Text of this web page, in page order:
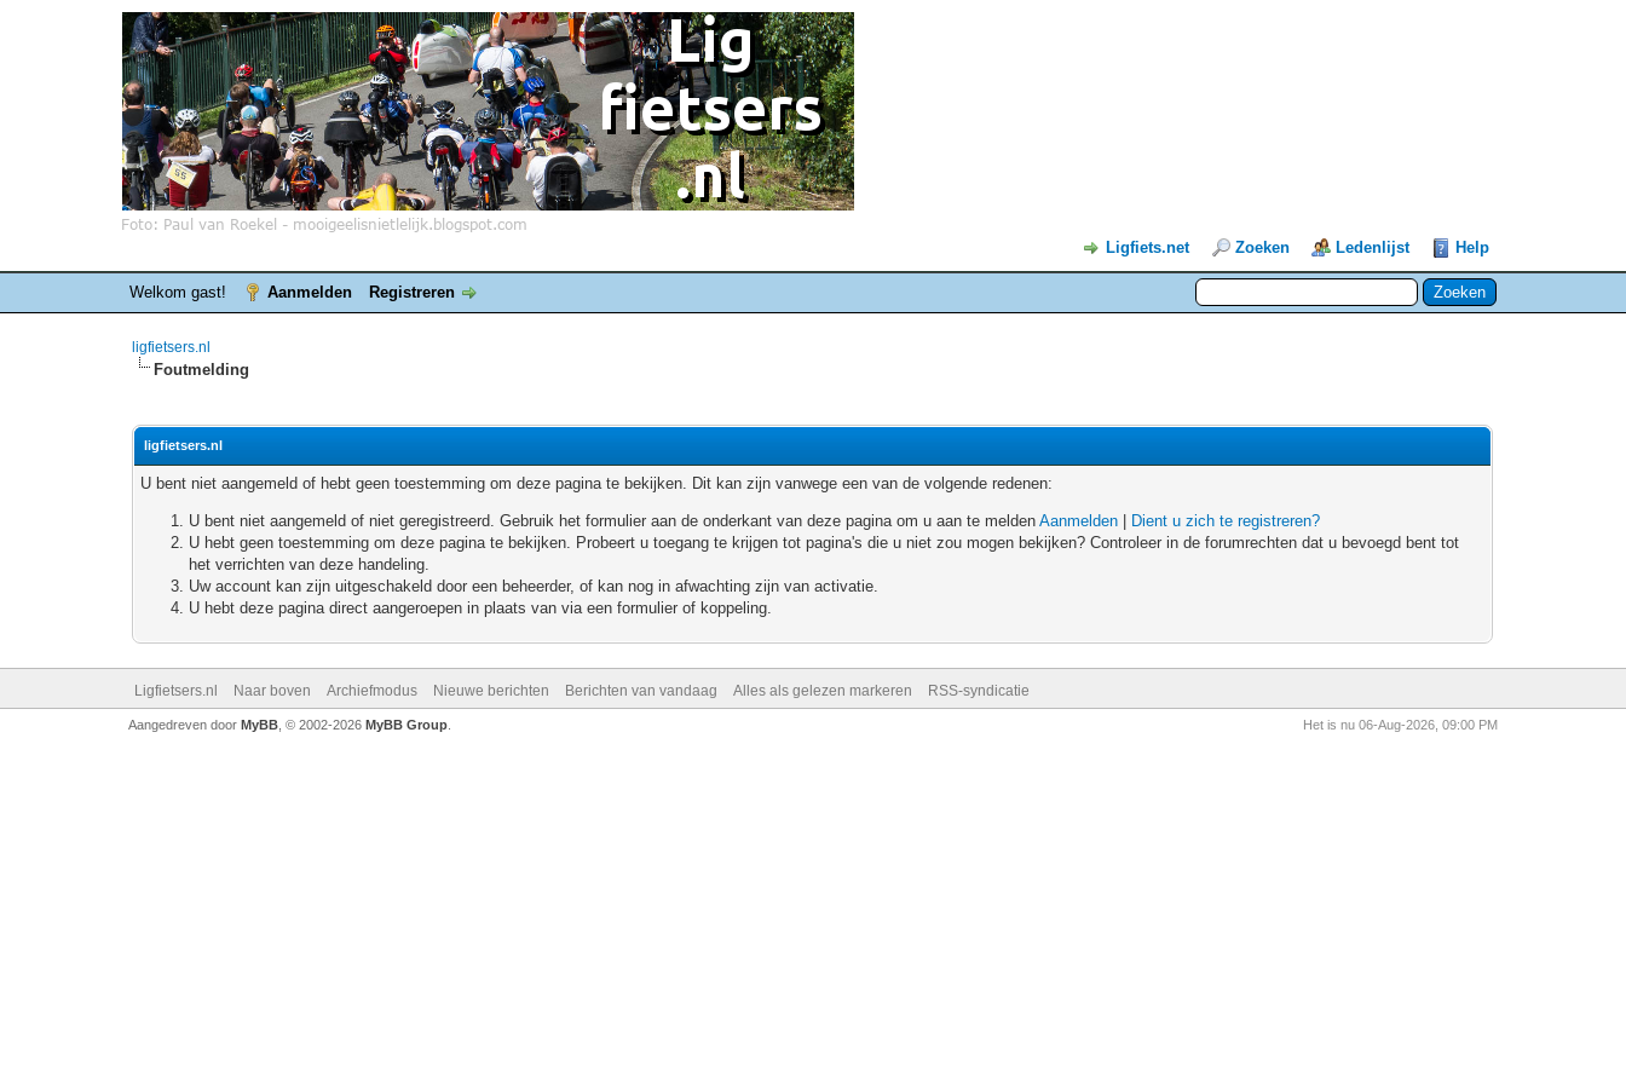
Ligfiets.net Zoeken Ledenlijst Help
Welkom gast! Aanmelden Registreren
ligfietsers.nl
Foutmelding
ligfietsers.nl
U bent niet aangemeld of hebt geen toestemming om deze pagina te bekijken. Dit kan zijn vanwege een van de volgende redenen:
U bent niet aangemeld of niet geregistreerd. Gebruik het formulier aan de onderkant van deze pagina om u aan te meldenAanmelden
Dient u zich te registreren?
U hebt geen toestemming om deze pagina te bekijken. Probeert u toegang te krijgen tot pagina's die u niet zou mogen bekijken? Controleer in de forumrechten dat u bevoegd bent tot
het verrichten van deze handeling.
Uw account kan zijn uitgeschakeld door een beheerder, of kan nog in afwachting zijn van activatie.
U hebt deze pagina direct aangeroepen in plaats van via een formulier of koppeling.
Ligfietsers.nl Naar boven Archiefmodus Nieuwe berichten Berichten van vandaag Alles als gelezen markeren RSS-syndicatie
Het is nu 06-Aug-2026, 09:00 PM
Aangedreven door MyBB, © 2002-2026 MyBB Group.